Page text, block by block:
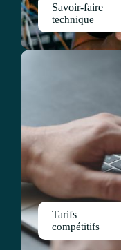
Savoir-faire
technique
Tarifs
compétitifs